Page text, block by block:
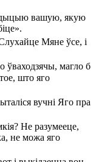
вашую, якую
Мяне ўсе, і
ўваходзячы, магло б
што яго
вучні Яго пра
Не разумееце,
не можа яго